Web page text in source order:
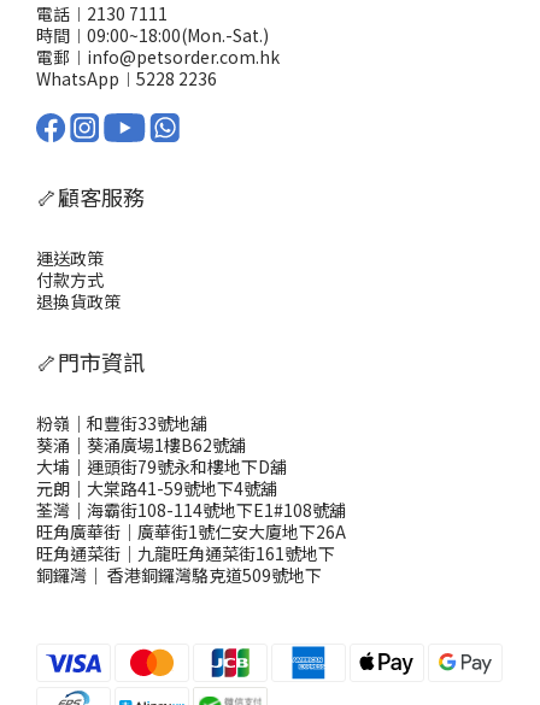
電話︱2130 7111
時間︱09:00~18:00(Mon.-Sat.)
電郵︱info@petsorder.com.hk
WhatsApp︱ 5228 2236
🦴顧客服務
運送政策
付款方式
退換貨政策
🦴門市資訊
粉嶺｜和豐街33號地舖
葵涌｜葵涌廣場1樓B62號舖
大埔｜運頭街79號永和樓地下D舖
元朗｜大棠路41-59號地下4號舖
荃灣｜海霸街108-114號地下E1#108號舖
旺角廣華街｜廣華街1號仁安大廈地下26A
旺角通菜街｜九龍旺角通菜街161號地下
銅鑼灣 ｜ 香港銅鑼灣駱克道509號地下